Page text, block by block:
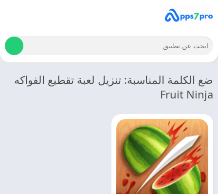
ضع الكلمة المناسبة: تنزيل لعبة تقطيع الفواكه
Fruit Ninja